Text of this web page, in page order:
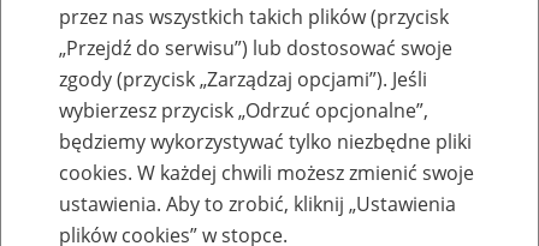
Zaproś ZUS do siebie: Aktywni 50+
przez nas wszystkich takich plików (przycisk
„Przejdź do serwisu”) lub dostosować swoje
zgody (przycisk „Zarządzaj opcjami”). Jeśli
wybierzesz przycisk „Odrzuć opcjonalne”,
będziemy wykorzystywać tylko niezbędne pliki
cookies. W każdej chwili możesz zmienić swoje
ustawienia. Aby to zrobić, kliknij „Ustawienia
plików cookies” w stopce.